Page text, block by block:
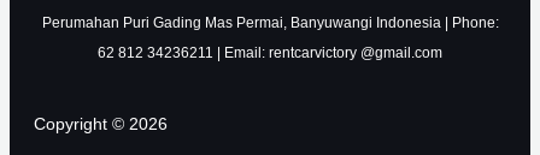
Perumahan Puri Gading Mas Permai, Banyuwangi Indonesia | Phone:
62 812 34236211 | Email: rentcarvictory @gmail.com
Copyright © 2026